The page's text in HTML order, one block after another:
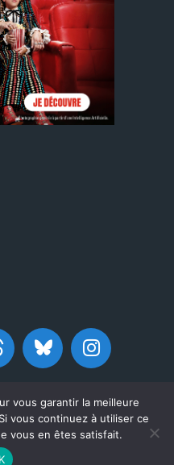
vous garantir la meilleure
vous continuez à utiliser ce
vous en êtes satisfait.